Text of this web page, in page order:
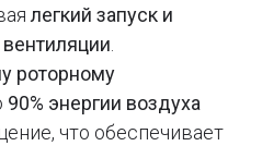
легкий запуск и
роторному
90% энергии воздуха
что обеспечивает